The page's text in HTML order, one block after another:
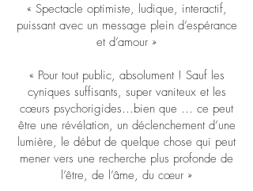
« Spectacle optimiste, ludique, interactif,
puissant avec un message plein d’espérance
et d’amour »
« Pour tout public, absolument ! Sauf les
cyniques suffisants, super vaniteux et les
cœurs psychorigides…bien que … ce peut
être une révélation, un déclenchement d’une
lumière, le début de quelque chose qui peut
mener vers une recherche plus profonde de
l’être, de l’âme, du cœur »